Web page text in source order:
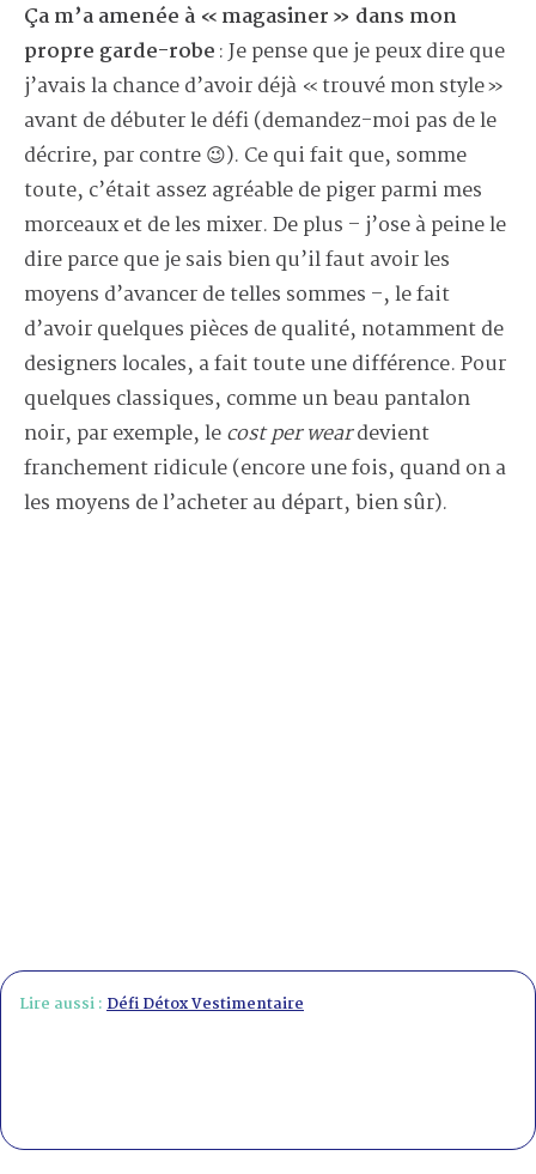
Ça m’a amenée à « magasiner » dans mon
propre garde-robe: Je pense que je peux dire que
j’avais la chance d’avoir déjà « trouvé mon style »
avant de débuter le défi (demandez-moi pas de le
décrire, par contre 😉). Ce qui fait que, somme
toute, c’était assez agréable de piger parmi mes
morceaux et de les mixer. De plus – j’ose à peine le
dire parce que je sais bien qu’il faut avoir les
moyens d’avancer de telles sommes –, le fait
d’avoir quelques pièces de qualité, notamment de
designers locales, a fait toute une différence. Pour
quelques classiques, comme un beau pantalon
noir, par exemple, lecost per weardevient
franchement ridicule (encore une fois, quand on a
les moyens de l’acheter au départ, bien sûr).
Lire aussi :Défi Détox Vestimentaire